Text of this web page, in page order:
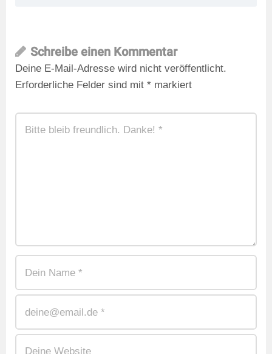
Schreibe einen Kommentar
Deine E-Mail-Adresse wird nicht veröffentlicht.
Erforderliche Felder sind mit * markiert